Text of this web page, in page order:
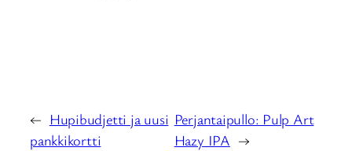
← Hupibudjetti ja uusi
pankkikortti
Perjantaipullo: Pulp Art
Hazy IPA →